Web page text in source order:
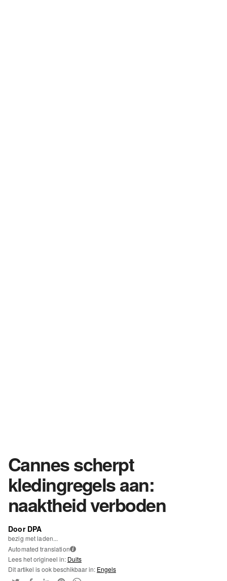
Cannes scherpt
kledingregels aan:
naaktheid verboden
Door DPA
bezig met laden...
Automated translation i
Lees het origineel in: Duits
Dit artikel is ook beschikbaar in: Engels